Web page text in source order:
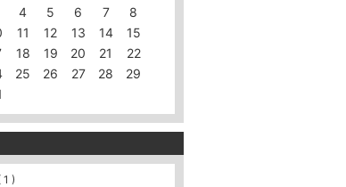
4 5 6 7
8
11 12 13 14
15
18 19 20 21
22
25 26 27 28
29
)